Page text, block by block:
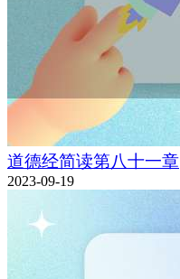
道德经简读第八十一章
2023-09-19